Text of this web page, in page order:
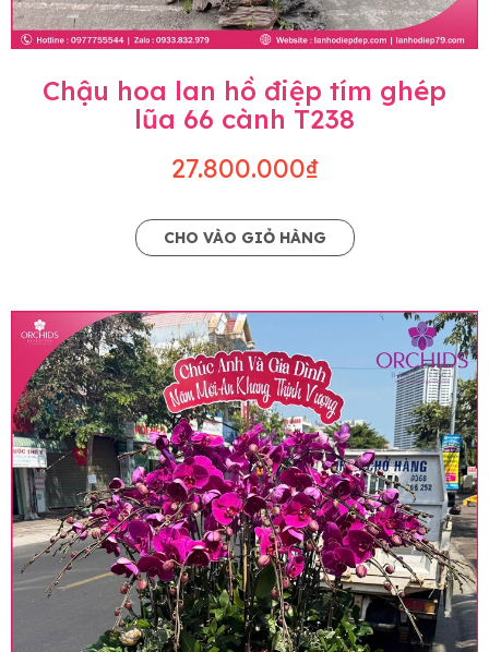
Chậu hoa lan hồ điệp tím ghép
lũa 66 cành T238
27.800.000₫
CHO VÀO GIỎ HÀNG